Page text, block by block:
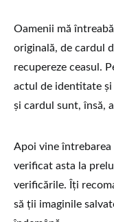
Oamenii mă
originală, de cardul
recupereze ceasul.
actul de identitate și
și cardul sunt, însă,
Apoi vine
verificat asta la
verificările. Îți
să ții imaginile